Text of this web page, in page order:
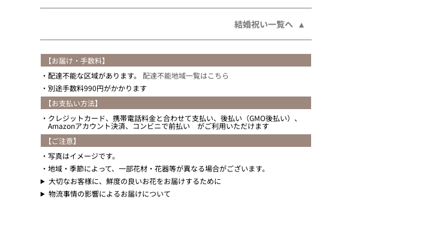
結婚祝い一覧へ
【お届け・手数料】
配達不能な区域があります。 配達不能地域一覧はこちら
別途手数料990円がかかります
【お支払い方法】
クレジットカード、携帯電話料金と合わせて支払い、後払い（GMO後払い）、
Amazonアカウント決済、コンビニで前払い がご利用いただけます
【ご注意】
写真はイメージです。
地域・季節によって、一部花材・花器等が異なる場合がございます。
大切なお客様に、鮮度の良いお花をお届けするために
物流事情の影響によるお届けについて